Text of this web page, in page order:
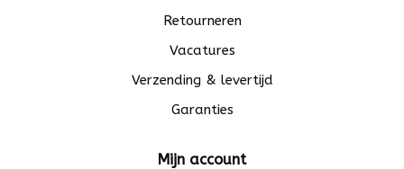
Retourneren
Vacatures
Verzending & levertijd
Garanties
Mijn account